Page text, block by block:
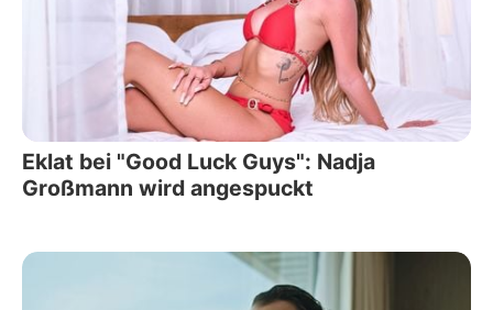
Eklat bei "Good Luck Guys": Nadja
Großmann wird angespuckt